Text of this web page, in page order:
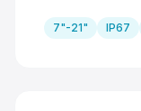
7"-21" IP67